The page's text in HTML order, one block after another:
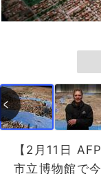
【2月11日
市立博物館で